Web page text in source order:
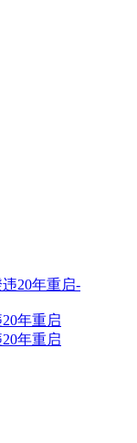
年重启
年重启